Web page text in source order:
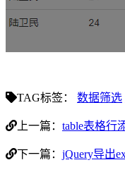
TAG标签： 数据筛选
上一篇： table表格行
下一篇： jQuery导出